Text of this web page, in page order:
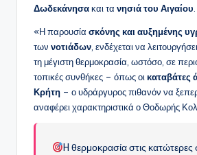
Δωδεκάνησακαι τα νησιά του Αιγαίου
«Η παρουσία σκόνης και αυξημένης
των νοτιάδων , ενδέχεται να
τη μέγιστη θερμοκρασία, ωστόσο, σε
τοπικές συνθήκες – όπως οι καταβάτες
Κρήτη – ο υδράργυρος πιθανόν να
αναφέρει χαρακτηριστικά ο Θοδωρής
H θερμοκρασία στις κατώτερες